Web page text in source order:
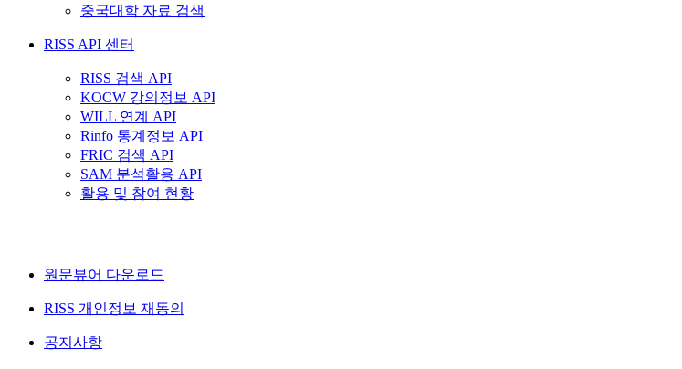
중국대학 자료 검색
RISS API 센터
RISS 검색 API
KOCW 강의정보 API
WILL 연계 API
Rinfo 통계정보 API
FRIC 검색 API
SAM 분석활용 API
활용 및 참여 현황
원문뷰어 다운로드
RISS 개인정보 재동의
공지사항